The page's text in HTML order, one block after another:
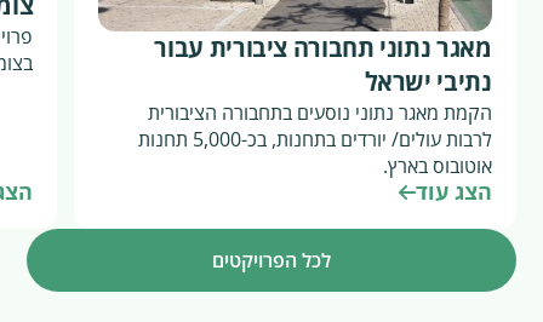
מאגר נתוני תחבורה ציבורית עבור
נתיבי ישראל
הקמת מאגר נתוני נוסעים בתחבורה הציבורית
לרבות עולים/ יורדים בתחנות, בכ-5,000 תחנות
אוטובוס בארץ.
הצג עוד
לכל הפרויקטים